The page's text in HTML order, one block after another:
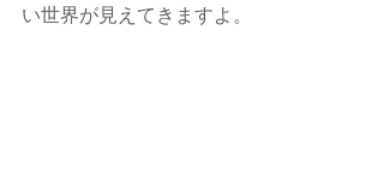
い世界が見えてきますよ。